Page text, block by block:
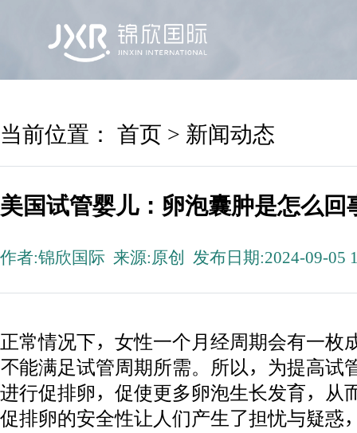
当前位置： 首页 > 新闻动态
美国试管婴儿：卵泡囊肿是怎么回
作者:锦欣国际 来源:原创 发布日期:2024-09-05
正常情况下，女性一个月经周期会有一枚
不能满足试管周期所需。所以，为提高试
进行促排卵，促使更多卵泡生长发育，从
促排卵的安全性让人们产生了担忧与疑惑